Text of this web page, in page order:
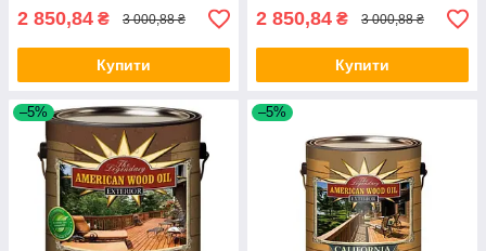
2 850,84 ₴ 3 000,88 ₴
Купити
2 850,84 ₴ 3 000,88 ₴
Купити
–5% –5%